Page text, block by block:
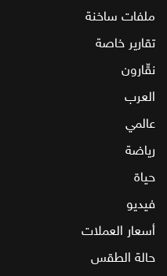
ملفات ساخنة
تقارير خاصة
نقّارون
العرب
عالمي
رياضة
حياة
فيديو
أسعار العملات
حالة الطقس